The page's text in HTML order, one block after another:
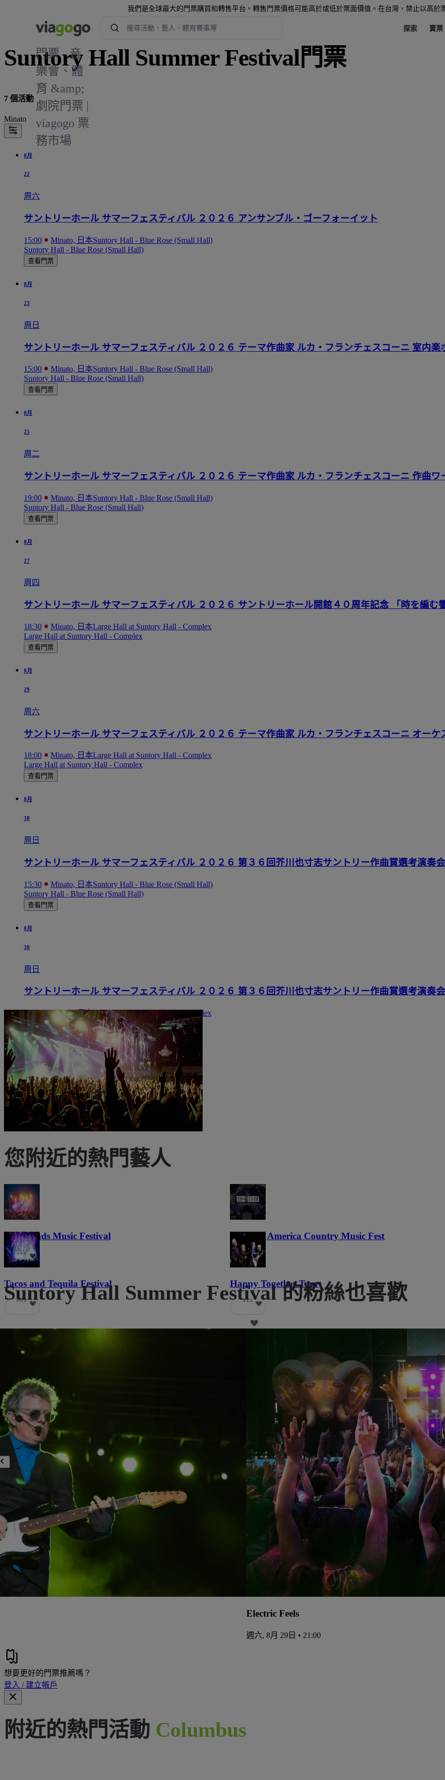
我們是全球最大的門票購買和轉售平台。轉售門票價格可能高於或低於票面價值。在台灣，禁止以高於
門票 - 音
樂會、體
育 &amp;
劇院門票 |
viagogo 票
務市場
探索 賣票
Suntory Hall Summer Festival門票
7 個活動
Minato
8月
22
周六
サントリーホール サマーフェスティバル ２０２６ アンサンブル・ゴーフォーイット
15:00 Minato, 日本Suntory Hall - Blue Rose (Small Hall)
Suntory Hall - Blue Rose (Small Hall)
查看門票
8月
23
周日
サントリーホール サマーフェスティバル ２０２６ テーマ作曲家 ルカ・フランチェスコーニ 室内楽
15:00 Minato, 日本Suntory Hall - Blue Rose (Small Hall)
Suntory Hall - Blue Rose (Small Hall)
查看門票
8月
25
周二
サントリーホール サマーフェスティバル ２０２６ テーマ作曲家 ルカ・フランチェスコーニ 作曲
19:00 Minato, 日本Suntory Hall - Blue Rose (Small Hall)
Suntory Hall - Blue Rose (Small Hall)
查看門票
8月
27
周四
サントリーホール サマーフェスティバル ２０２６ サントリーホール開館４０周年記念 「時を編む
18:30 Minato, 日本Large Hall at Suntory Hall - Complex
Large Hall at Suntory Hall - Complex
查看門票
8月
29
周六
サントリーホール サマーフェスティバル ２０２６ テーマ作曲家 ルカ・フランチェスコーニ オー
18:00 Minato, 日本Large Hall at Suntory Hall - Complex
Large Hall at Suntory Hall - Complex
查看門票
8月
30
周日
サントリーホール サマーフェスティバル ２０２６ 第３６回芥川也寸志サントリー作曲賞選考演奏
15:30 Minato, 日本Suntory Hall - Blue Rose (Small Hall)
Suntory Hall - Blue Rose (Small Hall)
查看門票
8月
30
周日
サントリーホール サマーフェスティバル ２０２６ 第３６回芥川也寸志サントリー作曲賞選考演奏会
17:00 Minato, 日本 Large Hall at Suntory Hall - Complex
Large Hall at Suntory Hall - Complex
僅剩 3% 的門票
查看門票
您附近的熱門藝人
Lost Lands Music Festival
121
Voices of America Country Music Fest
36
Tacos and Tequila Festival
691
Happy Together Tour
111
Suntory Hall Summer Festival 的粉絲也喜歡
Electric Feels
週六, 8月 29日 • 21:00
想要更好的門票推薦嗎？
登入 / 建立帳戶
附近的熱門活動 Columbus